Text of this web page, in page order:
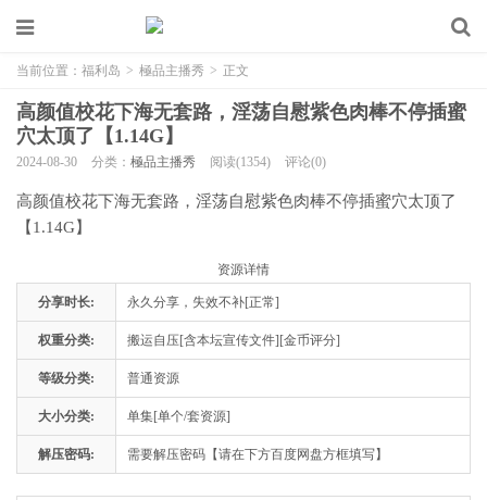
当前位置： 福利岛 > 極品主播秀 > 正文
高颜值校花下海无套路，淫荡自慰紫色肉棒不停插蜜
穴太顶了【1.14G】
2024-08-30 分类： 極品主播秀 阅读(1354) 评论(0)
高颜值校花下海无套路，淫荡自慰紫色肉棒不停插蜜穴太顶了
【1.14G】
资源详情
分享时长: 永久分享，失效不补[正常]
权重分类: 搬运自压[含本坛宣传文件][金币评分]
等级分类: 普通资源
大小分类: 单集[单个/套资源]
解压密码: 需要解压密码【请在下方百度网盘方框填写】